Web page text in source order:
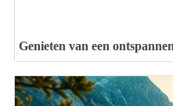
Genieten van een